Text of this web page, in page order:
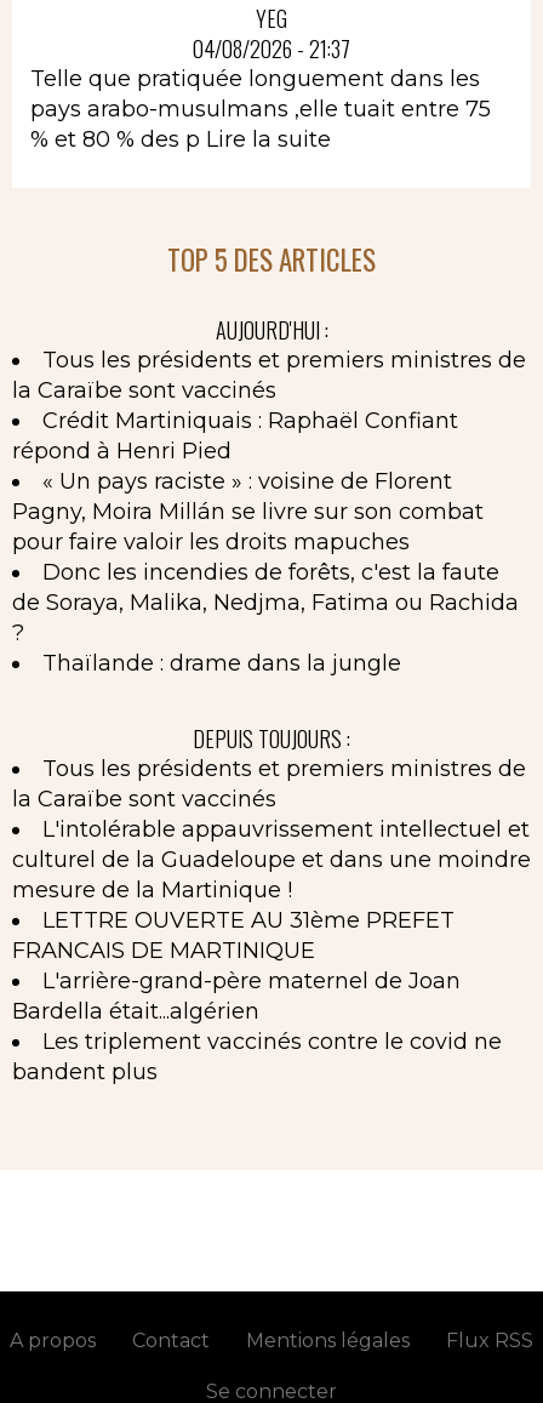
YEG
04/08/2026 - 21:37
Telle que pratiquée longuement dans les
pays arabo-musulmans ,elle tuait entre 75
% et 80 % des p Lire la suite
TOP 5 DES ARTICLES
AUJOURD'HUI :
Tous les présidents et premiers ministres de
la Caraïbe sont vaccinés
Crédit Martiniquais : Raphaël Confiant
répond à Henri Pied
« Un pays raciste » : voisine de Florent
Pagny, Moira Millán se livre sur son combat
pour faire valoir les droits mapuches
Donc les incendies de forêts, c'est la faute
de Soraya, Malika, Nedjma, Fatima ou Rachida
?
Thaïlande : drame dans la jungle
DEPUIS TOUJOURS :
Tous les présidents et premiers ministres de
la Caraïbe sont vaccinés
L'intolérable appauvrissement intellectuel et
culturel de la Guadeloupe et dans une moindre
mesure de la Martinique !
LETTRE OUVERTE AU 31ème PREFET
FRANCAIS DE MARTINIQUE
L'arrière-grand-père maternel de Joan
Bardella était...algérien
Les triplement vaccinés contre le covid ne
bandent plus
A propos Contact Mentions légales Flux RSS
Se connecter